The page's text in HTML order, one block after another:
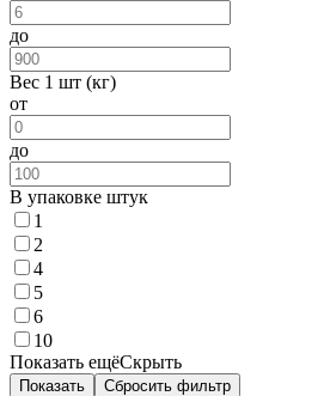
до
Вес 1 шт (кг)
от
до
В упаковке штук
1
2
4
5
6
10
Показать ещёСкрыть
Показать Сбросить фильтр